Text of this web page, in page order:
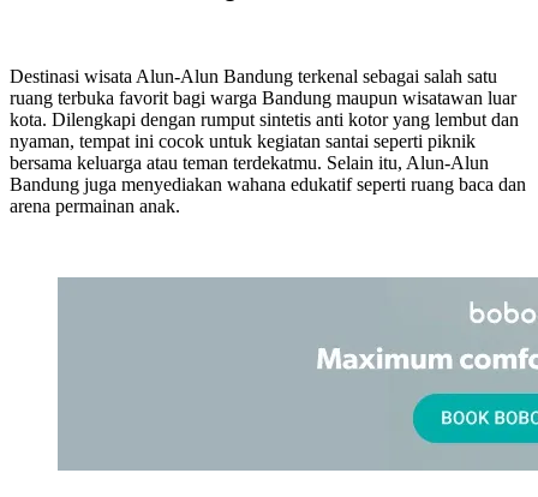
Destinasi wisata Alun-Alun Bandung terkenal sebagai salah satu
ruang terbuka favorit bagi warga Bandung maupun wisatawan luar
kota. Dilengkapi dengan rumput sintetis anti kotor yang lembut dan
nyaman, tempat ini cocok untuk kegiatan santai seperti piknik
bersama keluarga atau teman terdekatmu. Selain itu, Alun-Alun
Bandung juga menyediakan wahana edukatif seperti ruang baca dan
arena permainan anak.